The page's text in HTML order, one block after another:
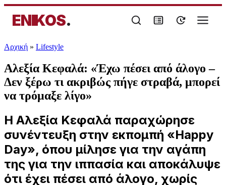
ENIKOS.
Αρχική » Lifestyle
Αλεξία Κεφαλά: «Έχω πέσει από άλογο –
Δεν ξέρω τι ακριβώς πήγε στραβά, μπορεί
να τρόμαξε λίγο»
Η Αλεξία Κεφαλά παραχώρησε
συνέντευξη στην εκπομπή «Happy
Day», όπου μίλησε για την αγάπη
της για την ιππασία και αποκάλυψε
ότι έχει πέσει από άλογο, χωρίς